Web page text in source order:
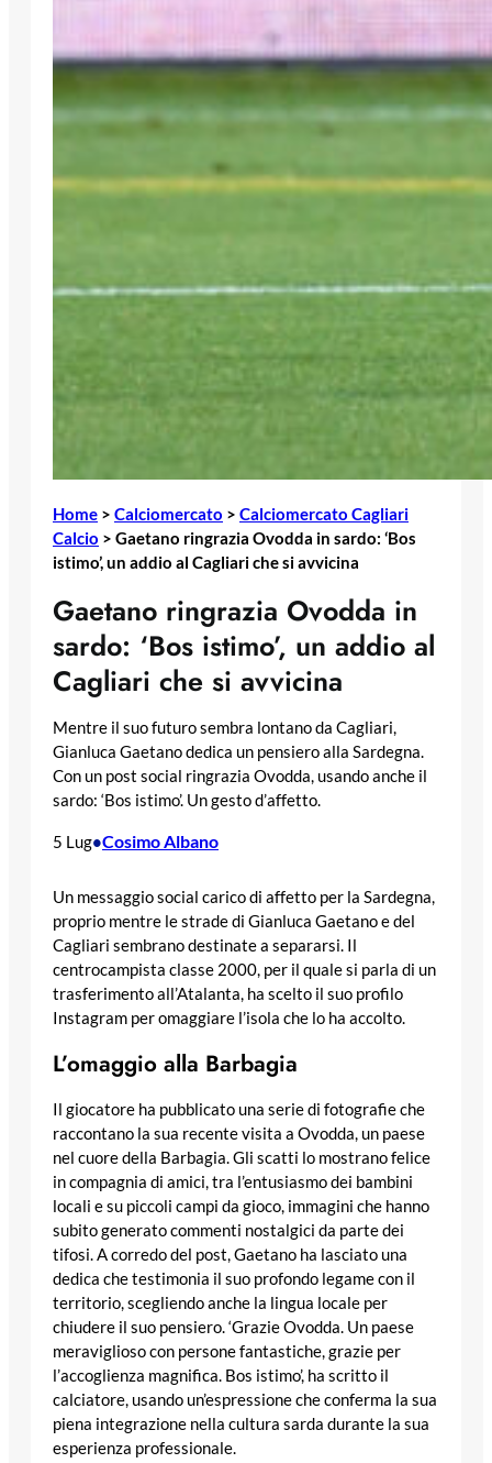
Home > Calciomercato > Calciomercato Cagliari
Calcio > Gaetano ringrazia Ovodda in sardo: ‘Bos
istimo’, un addio al Cagliari che si avvicina
Gaetano ringrazia Ovodda in
sardo: ‘Bos istimo’, un addio al
Cagliari che si avvicina
Mentre il suo futuro sembra lontano da Cagliari,
Gianluca Gaetano dedica un pensiero alla Sardegna.
Con un post social ringrazia Ovodda, usando anche il
sardo: ‘Bos istimo’. Un gesto d’affetto.
5 Lug•Cosimo Albano
Un messaggio social carico di affetto per la Sardegna,
proprio mentre le strade di Gianluca Gaetano e del
Cagliari sembrano destinate a separarsi. Il
centrocampista classe 2000, per il quale si parla di un
trasferimento all’Atalanta, ha scelto il suo profilo
Instagram per omaggiare l’isola che lo ha accolto.
L’omaggio alla Barbagia
Il giocatore ha pubblicato una serie di fotografie che
raccontano la sua recente visita a Ovodda, un paese
nel cuore della Barbagia. Gli scatti lo mostrano felice
in compagnia di amici, tra l’entusiasmo dei bambini
locali e su piccoli campi da gioco, immagini che hanno
subito generato commenti nostalgici da parte dei
tifosi. A corredo del post, Gaetano ha lasciato una
dedica che testimonia il suo profondo legame con il
territorio, scegliendo anche la lingua locale per
chiudere il suo pensiero. ‘Grazie Ovodda. Un paese
meraviglioso con persone fantastiche, grazie per
l’accoglienza magnifica. Bos istimo’, ha scritto il
calciatore, usando un’espressione che conferma la sua
piena integrazione nella cultura sarda durante la sua
esperienza professionale.